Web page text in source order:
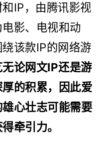
IP，由腾讯影视
影、电视和动
该款IP的网络游
无论网文IP还是游
的积累，因此爱
心壮志可能需要
牵引力。